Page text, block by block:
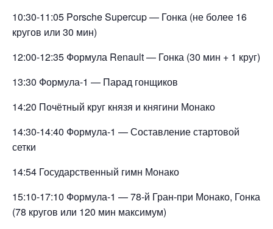
10:30-11:05 Porsche Supercup — Гонка (не более 16
кругов или 30 мин)
12:00-12:35 Формула Renault — Гонка (30 мин + 1 круг)
13:30 Формула-1 — Парад гонщиков
14:20 Почётный круг князя и княгини Монако
14:30-14:40 Формула-1 — Составление стартовой
сетки
14:54 Государственный гимн Монако
15:10-17:10 Формула-1 — 78-й Гран-при Монако, Гонка
(78 кругов или 120 мин максимум)